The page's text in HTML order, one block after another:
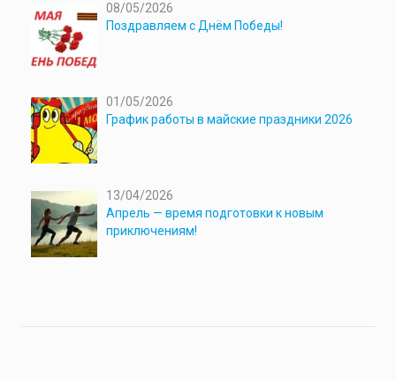
08/05/2026
Поздравляем с Днём Победы!
01/05/2026
График работы в майские праздники 2026
13/04/2026
Апрель — время подготовки к новым
приключениям!